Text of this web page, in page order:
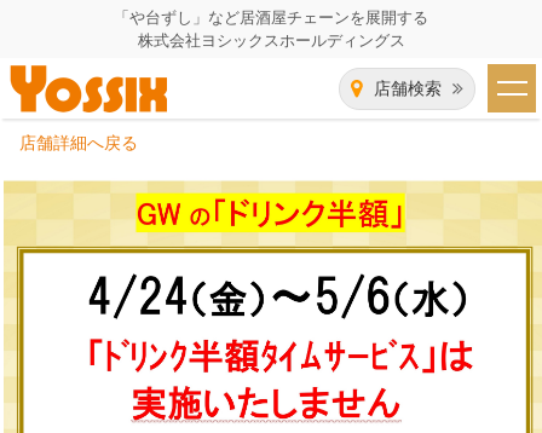
「や台ずし」など居酒屋チェーンを展開する
株式会社ヨシックスホールディングス
店舗検索
HOME
企業情報
企業情報トップ
代表者あいさつ
グループ会社
事業一覧
飲食事業紹介
飲食事業紹介トップ
IR（株主・投資家）情報
店舗詳細へ戻る